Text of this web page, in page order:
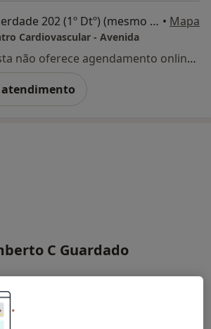
Avenida da Liberdade 202 (1º Dtº) (mesmo edifício CEDI), Lisboa • Mapa
Cardiovascular - Avenida
Esse especialista não oferece agendamento online para esse endereço.
C Guardado
Riachos